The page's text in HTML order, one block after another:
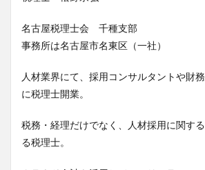
名古屋税理士会 千種支部
事務所は名古屋市名東区（一社）
人材業界にて、採用コンサルタントや財
に税理士開業。
税務・経理だけでなく、人材採用に関す
る税理士。